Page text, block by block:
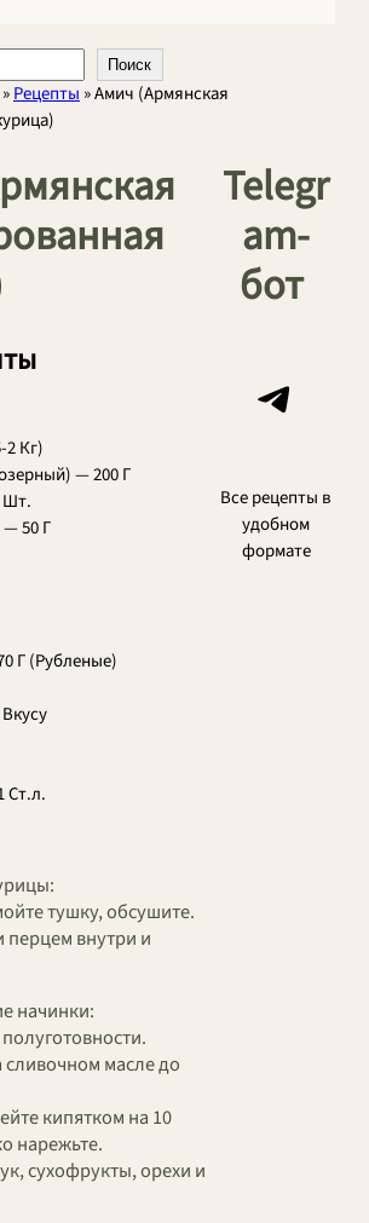
Поиск
»Рецепты »Амич (Армянская
2 Кг)
— 200 Г
Шт.
50 Г
Г (Рубленые)
Ст.л.
тушку, обсушите.
перцем внутри и
начинки:
масле до
кипятком на 10
нарежьте.
сухофрукты, орехи и
Telegr
am-
бот
Telegram
Все рецепты в
удобном
формате